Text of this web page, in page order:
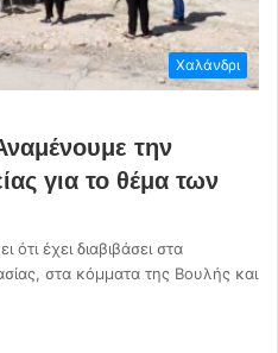
Χαλάνδρι
την
για το θέμα των
έχει διαβιβάσει στα
στα κόμματα της Βουλής και